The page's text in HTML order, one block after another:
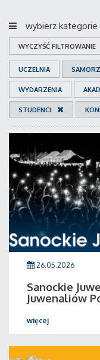
wybierz kategorie
WYCZYŚĆ FILTROWANIE
UCZELNIA
WYDARZENIA
STUDENCI
26.05.2026
Sanockie
Juwenaliów
więcej